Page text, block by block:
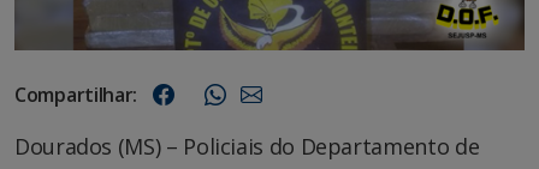
Compartilhar:
Dourados (MS) – Policiais do Departamento de